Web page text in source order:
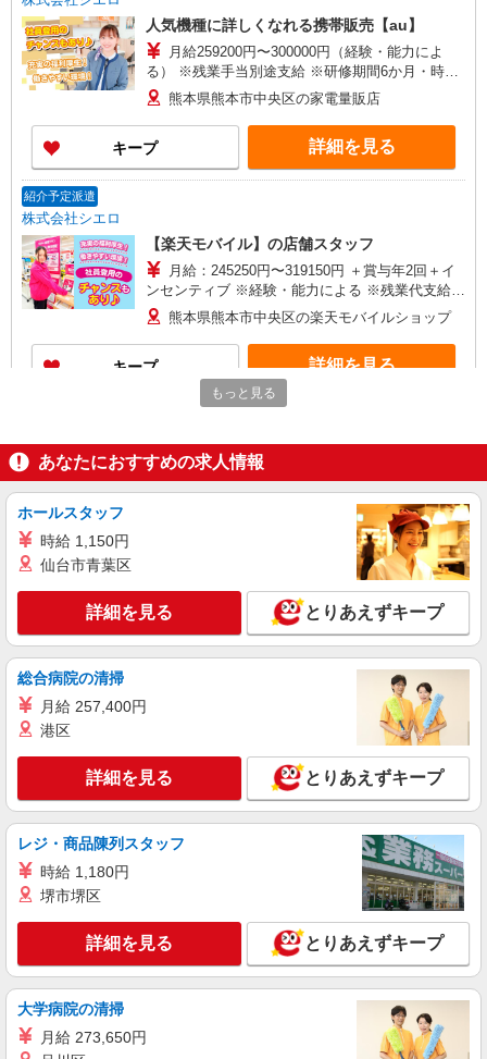
人気機種に詳しくなれる携帯販売【au】
月給259200円〜300000円（経験・能力によ
る） ※残業手当別途支給 ※研修期間6か月・時給
1500円〜 ★交通費別途支給（規定あり） ゜
+゜・。○。・゜+゜・。○。・゜+゜ 入社祝い金10
万円支給(規定有) お友達を紹介頂くと, インセンテ
ィブ支給(規定有) ゜・。○。・゜+゜・。○。・゜
+゜
熊本県熊本市中央区の家電量販店
キープ 詳細を見る
紹介予定派遣
株式会社シエロ
【楽天モバイル】の店舗スタッフ
月給：245250円〜319150円 ＋賞与年2回＋イ
ンセンティブ ※経験・能力による ※残業代支給
★交通費別途支給（規定あり） ゜+゜・。○。・゜
+゜・。○。・゜+゜ 入社祝い金10万円支給(規定
有) お友達を紹介頂くと, インセンティブ支給(規定
有) ゜・。○。・゜+゜・。○。・゜+゜
熊本県熊本市中央区の楽天モバイルショップ
キープ 詳細を見る
携帯販売スタッフ【softbank】
時給1400円〜1450円（経験・能力による） ※
残業代支給 ★交通費別途支給（規定あり） ゜
+゜・。○。・゜+゜・。○。・゜+゜ 入社祝い金10
有）★ ゜・。○。・゜+゜・。○。・゜+゜
熊本県熊本市中央区の家電量販店
詳細を見る
紹介予定派遣
株式会社シエロ
時給1400円〜1450円（経験・能力による） ※
残業代支給 ★交通費別途支給（規定あり） ゜
+゜・。○。・゜+゜・。○。・゜+゜ 入社祝い金10
万円支給(規定有) お友達を紹介頂くと, インセンテ
ィブ支給(規定有) ★月2回払い・週払い可能（規程
有）★ ゜・。○。・゜+゜・。○。・゜+゜
熊本県熊本市中央区の家電量販店
キープ 詳細を見る
派遣社員
株式会社シエロ
人気機種に詳しくなれる携帯販売【docomo】
時給1400円〜1500円（経験・能力による） ※
残業代支給 ★交通費別途支給（規定あり） ゜
+゜・。○。・゜+゜・。○。・゜+゜ 入社祝い金10
万円支給(規定有) お友達を紹介頂くと, インセンテ
有）★ ゜・。○。・゜+゜・。○。・゜+゜
熊本県熊本市中央区
詳細を見る
もっと見る
あなたにおすすめの求人情報
ホールスタッフ
時給 1,150円
仙台市青葉区
詳細を見る とりあえずキープ
総合病院の清掃
月給 257,400円
港区
詳細を見る とりあえずキープ
レジ・商品陳列スタッフ
時給 1,180円
堺市堺区
詳細を見る とりあえずキープ
大学病院の清掃
月給 273,650円